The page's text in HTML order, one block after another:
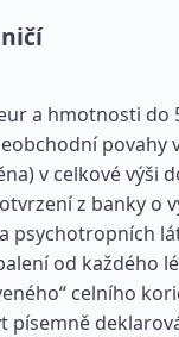
a hmotnosti do
povahy
v celkové výši
z banky o
psychotropních
od každého
celního
písemně